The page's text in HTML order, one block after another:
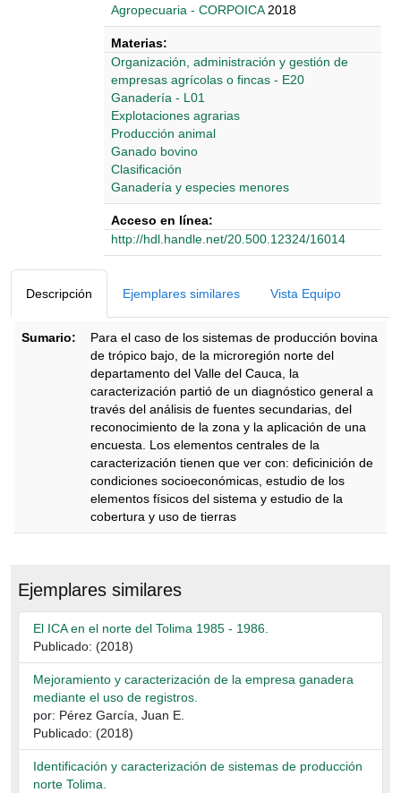
Agropecuaria - CORPOICA 2018
Materias:
Organización, administración y gestión de
empresas agrícolas o fincas - E20
Ganadería - L01
Explotaciones agrarias
Producción animal
Ganado bovino
Clasificación
Ganadería y especies menores
Acceso en línea:
http://hdl.handle.net/20.500.12324/16014
Descripción Ejemplares similares Vista Equipo
Sumario:
Para el caso de los sistemas de producción bovina
de trópico bajo, de la microregión norte del
departamento del Valle del Cauca, la
caracterización partió de un diagnóstico general a
través del análisis de fuentes secundarias, del
reconocimiento de la zona y la aplicación de una
encuesta. Los elementos centrales de la
caracterización tienen que ver con: deficinición de
condiciones socioeconómicas, estudio de los
elementos físicos del sistema y estudio de la
cobertura y uso de tierras
Ejemplares similares
El ICA en el norte del Tolima 1985 - 1986.
Publicado: (2018)
Mejoramiento y caracterización de la empresa ganadera
mediante el uso de registros.
por: Pérez García, Juan E.
Publicado: (2018)
Identificación y caracterización de sistemas de producción
norte Tolima.